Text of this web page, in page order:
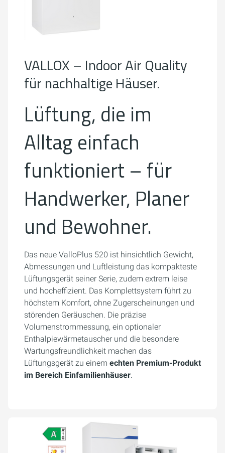
VALLOX – Indoor Air Quality
für nachhaltige Häuser.
Lüftung, die im
Alltag einfach
funktioniert – für
Handwerker, Planer
und Bewohner.
Das neue ValloPlus 520 ist hinsichtlich Gewicht,
Abmessungen und Luftleistung das kompakteste
Lüftungsgerät seiner Serie, zudem extrem leise
und hocheffizient. Das Komplettsystem führt zu
höchstem Komfort, ohne Zugerscheinungen und
störenden Geräuschen. Die präzise
Volumenstrommessung, ein optionaler
Enthalpiewärmetauscher und die besondere
Wartungsfreundlichkeit machen das
Lüftungsgerät zu einem echten Premium-Produkt
im Bereich Einfamilienhäuser.